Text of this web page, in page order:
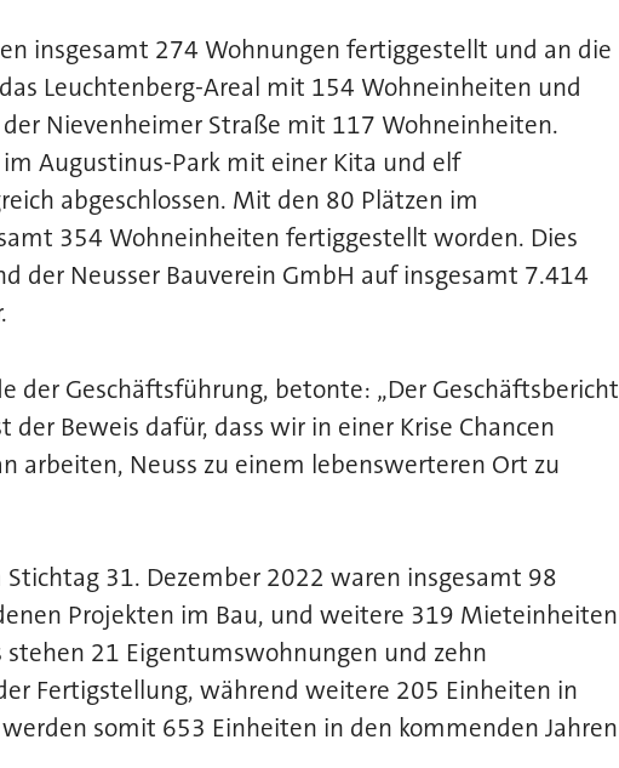
insgesamt 274 Wohnungen fertiggestellt und an die
Leuchtenberg-Areal mit 154 Wohneinheiten und
Nievenheimer Straße mit 117 Wohneinheiten.
Augustinus-Park mit einer Kita und elf
abgeschlossen. Mit den 80 Plätzen im
354 Wohneinheiten fertiggestellt worden. Dies
der Neusser Bauverein GmbH auf insgesamt 7.414
der Geschäftsführung, betonte: „Der Geschäftsbericht
der Beweis dafür, dass wir in einer Krise Chancen
arbeiten, Neuss zu einem lebenswerteren Ort zu
31. Dezember 2022 waren insgesamt 98
Projekten im Bau, und weitere 319 Mieteinheiten
21 Eigentumswohnungen und zehn
Fertigstellung, während weitere 205 Einheiten in
somit 653 Einheiten in den kommenden Jahren